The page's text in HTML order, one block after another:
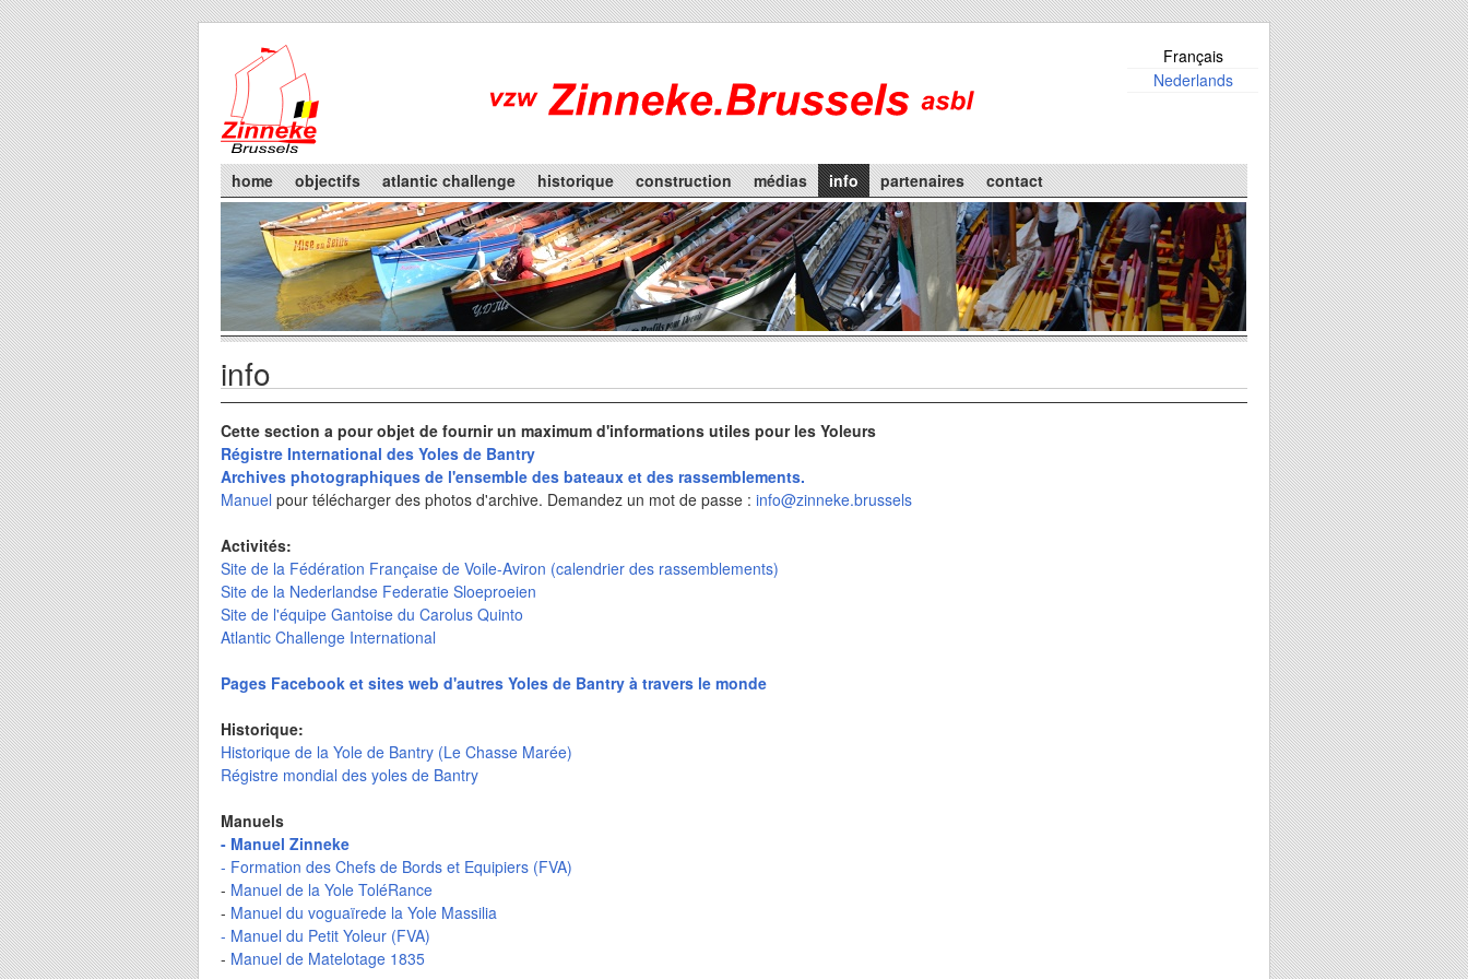
Skip to main content
Français
Nederlands
Main menu
home objectifs atlantic challenge historique construction médias info partenaires contact
You are here
info
Primary tabs
Cette section a pour objet de fournir un maximum d'informations utiles pour les Yoleurs
Régistre International des Yoles de Bantry
Archives photographiques de l'ensemble des bateaux et des rassemblements.
Manuel pour télécharger des photos d'archive. Demandez un mot de passe : info@zinneke.brussels
Activités:
Site de la Fédération Française de Voile-Aviron (calendrier des rassemblements)
Site de la Nederlandse Federatie Sloeproeien
Site de l'équipe Gantoise du Carolus Quinto
Atlantic Challenge International
Pages Facebook et sites web d'autres Yoles de Bantry à travers le monde
Historique:
Historique de la Yole de Bantry (Le Chasse Marée)
Régistre mondial des yoles de Bantry
Manuels
- Manuel Zinneke
- Formation des Chefs de Bords et Equipiers (FVA)
- Manuel de la Yole ToléRance
- Manuel du voguaïrede la Yole Massilia
- Manuel du Petit Yoleur (FVA)
- Manuel de Matelotage 1835